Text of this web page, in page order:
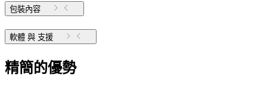
包裝內容
軟體 與 支援
精簡的優勢